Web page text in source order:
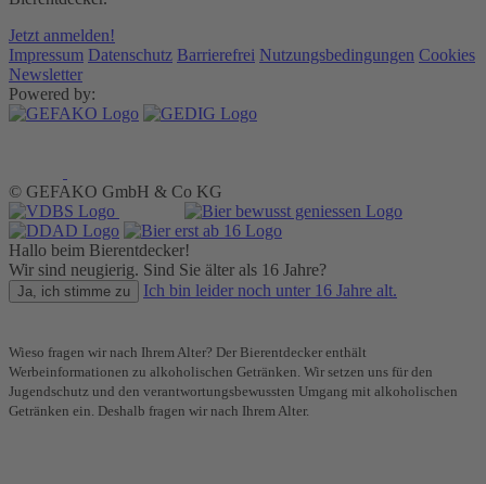
Jetzt anmelden!
Impressum Datenschutz Barrierefrei Nutzungsbedingungen Cookies
Newsletter
Powered by:
© GEFAKO GmbH & Co KG
Hallo beim Bierentdecker!
Wir sind neugierig. Sind Sie älter als 16 Jahre?
Ja, ich stimme zu Ich bin leider noch unter 16 Jahre alt.
Wieso fragen wir nach Ihrem Alter? Der Bierentdecker enthält
Werbeinformationen zu alkoholischen Getränken. Wir setzen uns für den
Jugendschutz und den verantwortungsbewussten Umgang mit alkoholischen
Getränken ein. Deshalb fragen wir nach Ihrem Alter.